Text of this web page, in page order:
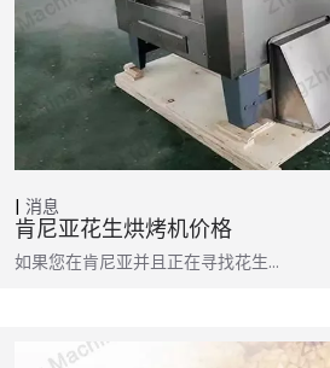
消息
肯尼亚花生烘烤机价格
如果您在肯尼亚并且正在寻找花生…